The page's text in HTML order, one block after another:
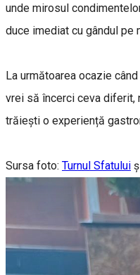
unde mirosul
duce imediat cu gândul pe
La următoarea ocazie
vrei să încerci ceva diferit,
trăiești o experiență
Sursa foto: Turnul Sfatului